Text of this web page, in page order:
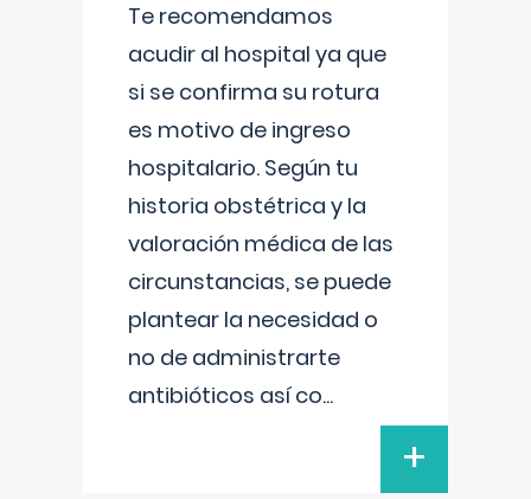
Te recomendamos
acudir al hospital ya que
si se confirma su rotura
es motivo de ingreso
hospitalario. Según tu
historia obstétrica y la
valoración médica de las
circunstancias, se puede
plantear la necesidad o
no de administrarte
antibióticos así co...
+